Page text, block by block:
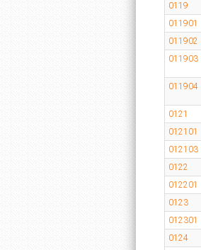
0119
011901
011902
011903
011904
0121
012101
012103
0122
012201
0123
012301
0124